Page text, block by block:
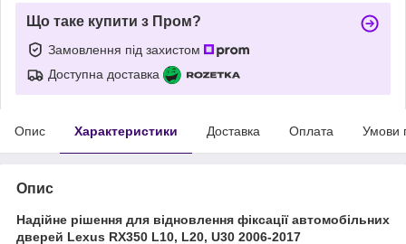
Що таке купити з Пром?
Замовлення під захистом
Доступна доставка
Опис Характеристики Доставка Оплата Умови
Опис
Надійне рішення для відновлення фіксації автомобільних
дверей Lexus RX350 L10, L20, U30 2006-2017